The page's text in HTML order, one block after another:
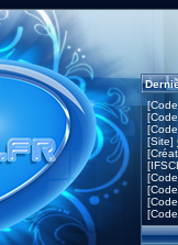
[Site]